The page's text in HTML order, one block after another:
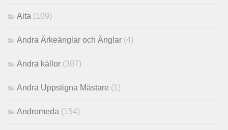
Aita (109)
Andra Ärkeänglar och Änglar (4)
Andra källor (307)
Andra Uppstigna Mästare (1)
Andromeda (154)